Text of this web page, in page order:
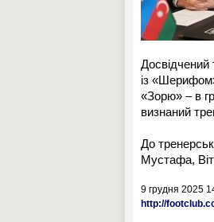
Досвідчений
із
«Зорю» – в
визнаний
До
Мустафа,
9 грудня 2025
http://